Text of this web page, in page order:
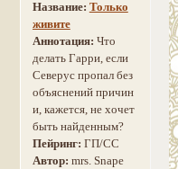
Название: Только
живите
Аннотация: Что
делать Гарри, если
Северус пропал без
объяснений причин
и, кажется, не хочет
быть найденным?
Пейринг: ГП/СС
Автор: mrs. Snape